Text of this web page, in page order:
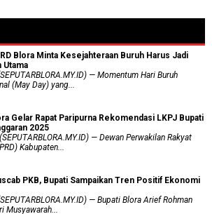
Blora Minta Kesejahteraan Buruh Harus Jadi
Utama
— Momentum Hari Buruh
(May Day) yang...
Gelar Rapat Paripurna Rekomendasi LKPJ Bupati
2025
— Dewan Perwakilan Rakyat
Kabupaten...
PKB, Bupati Sampaikan Tren Positif Ekonomi
— Bupati Blora Arief Rohman
Musyawarah...